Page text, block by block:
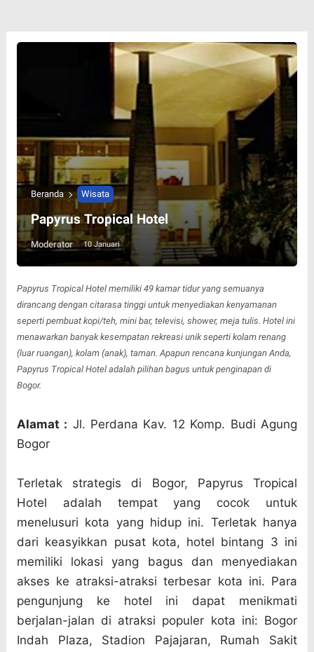
Beranda Wisata
Papyrus Tropical Hotel
Moderator 10 Januari
Papyrus Tropical Hotel memiliki 49 kamar tidur yang semuanya
dirancang dengan citarasa tinggi untuk menyediakan kenyamanan
seperti pembuat kopi/teh, mini bar, televisi, shower, meja tulis. Hotel ini
menawarkan banyak kesempatan rekreasi unik seperti kolam renang
(luar ruangan), kolam (anak), taman. Apapun rencana kunjungan Anda,
Papyrus Tropical Hotel adalah pilihan bagus untuk penginapan di
Bogor.
Alamat : Jl. Perdana Kav. 12 Komp. Budi Agung
Bogor
Terletak strategis di Bogor, Papyrus Tropical
Hotel adalah tempat yang cocok untuk
menelusuri kota yang hidup ini. Terletak hanya
dari keasyikkan pusat kota, hotel bintang 3 ini
memiliki lokasi yang bagus dan menyediakan
akses ke atraksi-atraksi terbesar kota ini. Para
pengunjung ke hotel ini dapat menikmati
berjalan-jalan di atraksi populer kota ini: Bogor
Indah Plaza, Stadion Pajajaran, Rumah Sakit